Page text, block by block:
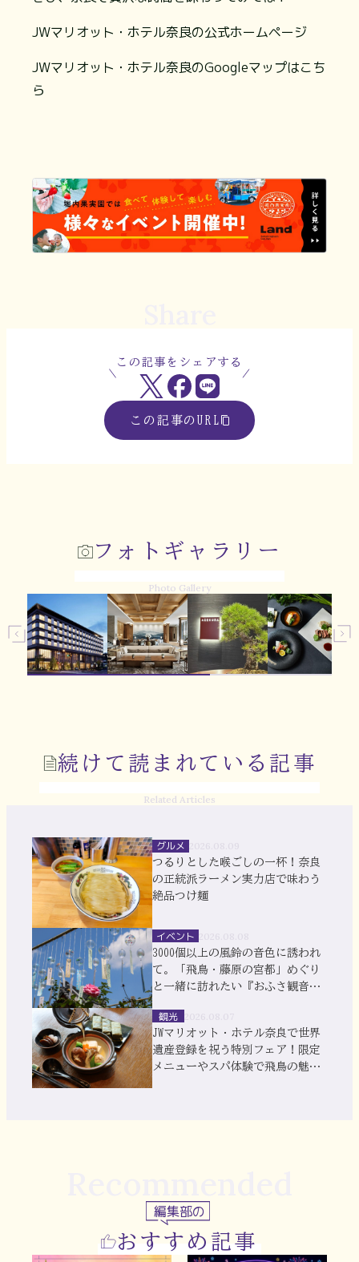
JWマリオット・ホテル奈良の公式ホームページ
JWマリオット・ホテル奈良のGoogleマップはこち
ら
この記事をシェアする
この記事のURL
フォトギャラリー
Photo Gallery
続けて読まれている記事
Related Articles
グルメ
つるりとした喉ごしの一杯！奈良
の正統派ラーメン実力店で味わう
絶品つけ麺
イベント
3000個以上の風鈴の音色に誘われ
て。「飛鳥・藤原の宮都」めぐり
と一緒に訪れたい『おふさ観音』
観光
JWマリオット・ホテル奈良で世界
遺産登録を祝う特別フェア！限定
メニューやスパ体験で飛鳥の魅力
編集部の
おすすめ記事